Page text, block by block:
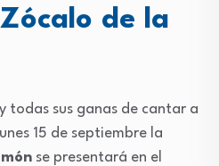
de la
todas sus ganas de cantar a
15 de septiembre la
se presentará en el